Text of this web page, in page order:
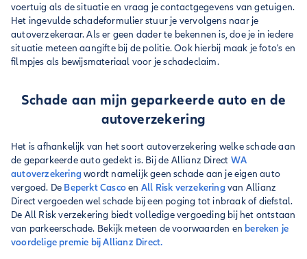
voertuig als de situatie en vraag je contactgegevens van getuigen.
Het ingevulde schadeformulier stuur je vervolgens naar je
autoverzekeraar. Als er geen dader te bekennen is, doe je in iedere
situatie meteen aangifte bij de politie. Ook hierbij maak je foto's en
filmpjes als bewijsmateriaal voor je schadeclaim.
Schade aan mijn geparkeerde auto en de
autoverzekering
Het is afhankelijk van het soort autoverzekering welke schade aan
de geparkeerde auto gedekt is. Bij de Allianz Direct WA
autoverzekeringwordt namelijk geen schade aan je eigen auto
vergoed. De Beperkt Cascoen All Risk verzekeringvan Allianz
Direct vergoeden wel schade bij een poging tot inbraak of diefstal.
De All Risk verzekering biedt volledige vergoeding bij het ontstaan
van parkeerschade. Bekijk meteen de voorwaarden en bereken je
voordelige premie bij Allianz Direct.